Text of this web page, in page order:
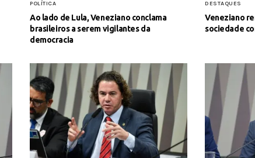
POLÍTICA
Ao lado de Lula, Veneziano conclama
brasileiros a serem vigilantes da
democracia
DESTAQUES
Veneziano
sociedade